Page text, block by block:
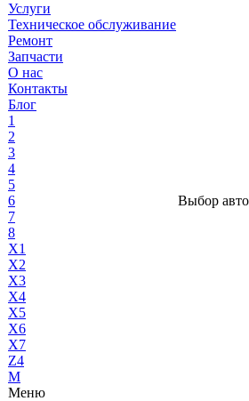
Услуги
Техническое обслуживание
Ремонт
Запчасти
О нас
Контакты
Блог
1
2
3
4
5
6
7
8
X1
X2
X3
X4
X5
X6
X7
Z4
М
Меню
Выбор авто